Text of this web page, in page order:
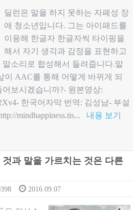
딜런은 말을 하지 못하는 자폐성 장
애 청소년입니다. 그는 아이패드를
이용해 한글자 한글자씩 타이핑을
해서 자기 생각과 감정을 표현하고
소리로 합성해서 들려줍니다.말
이 AAC를 통해 어떻게 바뀌게 되
보시겠습니까?- 원본영상:
한국어자막 번역: 김성남- 부설
mindhappiness.tis... 내용 보기
과 말을 가르치는 것은 다른
2016.09.07